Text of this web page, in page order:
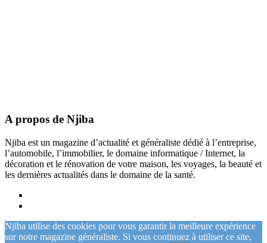
A propos de Njiba
Njiba est un magazine d’actualité et généraliste dédié à l’entreprise,
l’automobile, l’immobilier, le domaine informatique / Internet, la
décoration et le rénovation de votre maison, les voyages, la beauté et
les dernières actualités dans le domaine de la santé.
Njiba utilise des cookies pour vous garantir la meilleure expérience
sur notre magazine généraliste. Si vous continuez à utiliser ce site,